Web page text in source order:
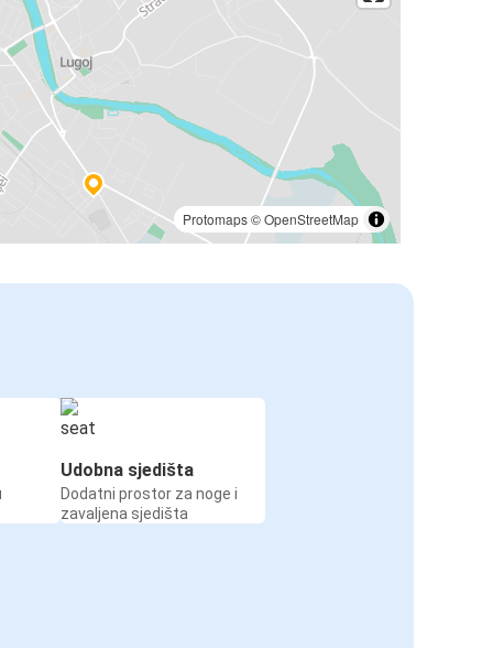
Protomaps©OpenStreetMap
Udobna sjedišta
Dodatni prostor za noge i
zavaljena sjedišta